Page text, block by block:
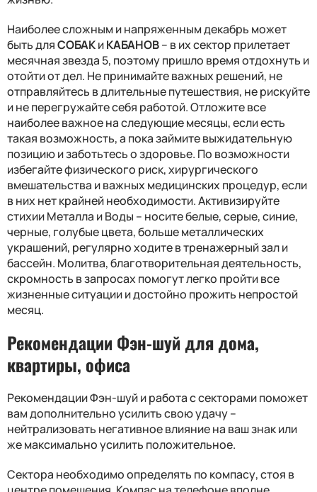
Наиболее сложным и напряженным декабрь может
быть дляСОБАКиКАБАНОВ– в их сектор прилетает
месячная звезда 5, поэтому пришло время отдохнуть и
отойти от дел. Не принимайте важных решений, не
отправляйтесь в длительные путешествия, не рискуйте
и не перегружайте себя работой. Отложите все
наиболее важное на следующие месяцы, если есть
такая возможность, а пока займите выжидательную
позицию и заботьтесь о здоровье. По возможности
избегайте физического риск, хирургического
вмешательства и важных медицинских процедур, если
в них нет крайней необходимости. Активизируйте
стихии Металла и Воды – носите белые, серые, синие,
черные, голубые цвета, больше металлических
украшений, регулярно ходите в тренажерный зал и
бассейн. Молитва, благотворительная деятельность,
скромность в запросах помогут легко пройти все
жизненные ситуации и достойно прожить непростой
месяц.
Рекомендации Фэн-шуй для дома,
квартиры, офиса
Рекомендации Фэн-шуй и работа с секторами поможет
вам дополнительно усилить свою удачу –
нейтрализовать негативное влияние на ваш знак или
же максимально усилить положительное.
Сектора необходимо определять по компасу, стоя в